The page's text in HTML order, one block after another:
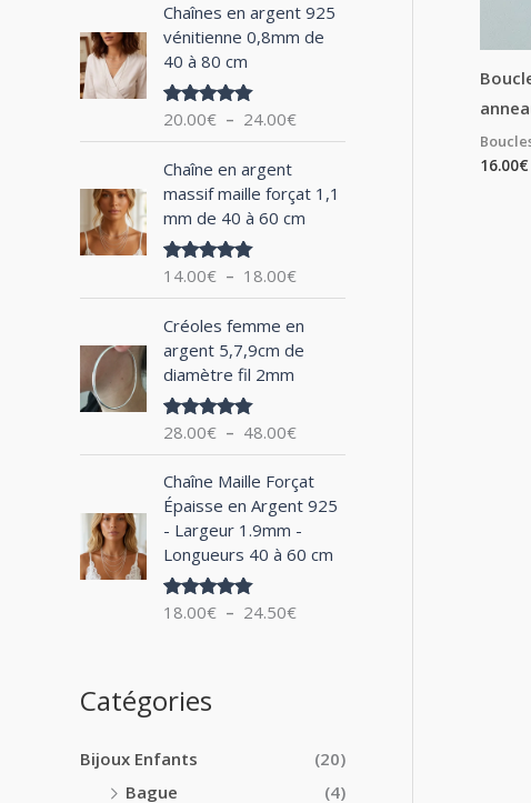
u
r
:
Chaînes en argent 925
vénitienne 0,8mm de
40 à 80 cm
Note5.00
20.00€ – 24.00€
l
a
e
r
i
:
2
0
2
4
.
0
€
Chaîne en argent
massif maille forçat 1,1
mm de 40 à 60 cm
Note5.00
14.00€ – 18.00€
a
g
d
e
p
r
:
1
4
0
Créoles femme en
argent 5,7,9cm de
diamètre fil 2mm
Note5.00
28.00€ – 48.00€
l
a
d
e
p
r
i
x
:
Chaîne Maille Forçat
Épaisse en Argent 925
- Largeur 1.9mm -
Longueurs 40 à 60 cm
Note5.00
18.00€ – 24.50€
l
a
e
Catégories
Bijoux Enfants
(20)
Bague
(4)
16.00€